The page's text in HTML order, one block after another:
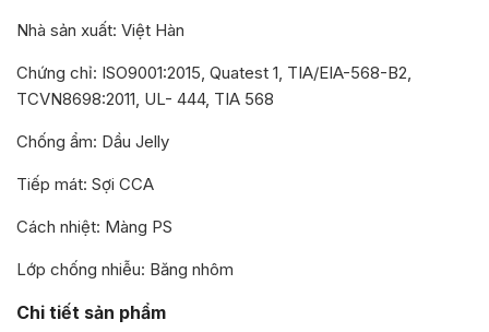
Nhà sản xuất: Việt Hàn
Chứng chỉ: ISO9001:2015, Quatest 1, TIA/EIA-568-B2,
TCVN8698:2011, UL- 444, TIA 568
Chống ẩm: Dầu Jelly
Tiếp mát: Sợi CCA
Cách nhiệt: Màng PS
Lớp chống nhiễu: Băng nhôm
Chi tiết sản phẩm